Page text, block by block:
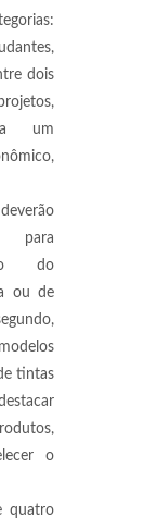
dois
um
para
do
ou de
tintas
o
quatro